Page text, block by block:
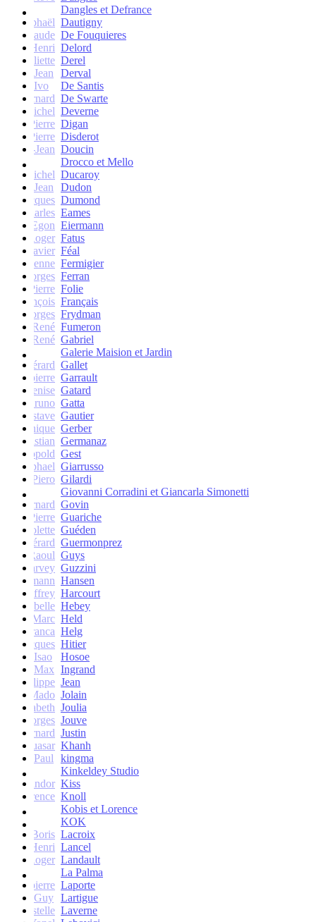
Dangles et Defrance
Raphaël Dautigny
Claude De Fouquieres
Henri Delord
Juliette Derel
Jean
Derval
Ivo
De Santis
Bernard De Swarte
Michel Deverne
Pierre Digan
Pierre Disderot
André-Jean Doucin
Drocco et Mello
Michel Ducaroy
Jean
Dudon
Jacques Dumond
Charles Eames
Egon Eiermann
Roger Fatus
Xavier Féal
Etienne Fermigier
Georges Ferran
Pierre Folie
François Français
Georges Frydman
René Fumeron
René Gabriel
Galerie Maision et Jardin
Gérard Gallet
Jean-pierre Garrault
Denise Gatard
Bruno Gatta
Gustave Gautier
Monique Gerber
Christian Germanaz
Léopold Gest
Raphael Giarrusso
Piero Gilardi
Giovanni Corradini et Giancarla Simonetti
Bernard Govin
Pierre Guariche
Colette Guéden
Gérard Guermonprez
Raoul Guys
Harvey Guzzini
Lehmann Hansen
Geoffrey Harcourt
Isabelle Hebey
Marc Held
Franca Helg
Jacques Hitier
Isao
Hosoe
Max Ingrand
Philippe Jean
Mado Jolain
Elisabeth Joulia
Georges Jouve
Bernard Justin
Quasar Khanh
Paul
kingma
Kinkeldey Studio
Sandor Kiss
Florence Knoll
Kobis et Lorence
KOK
Jean-Boris Lacroix
Henri Lancel
Roger Landault
La Palma
Jean-pierre Laporte
Guy Lartigue
et Estelle Laverne